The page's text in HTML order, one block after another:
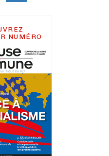
NUMÉRO